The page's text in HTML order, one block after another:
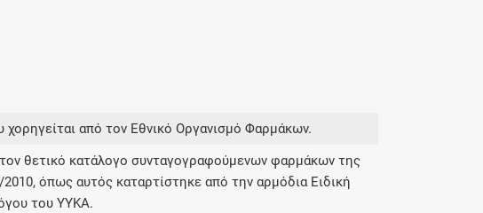
από τον Εθνικό Οργανισμό Φαρμάκων.
θετικό κατάλογο συνταγογραφούμενων φαρμάκων της
όπως αυτός καταρτίστηκε από την αρμόδια Ειδική
του ΥΥΚΑ.